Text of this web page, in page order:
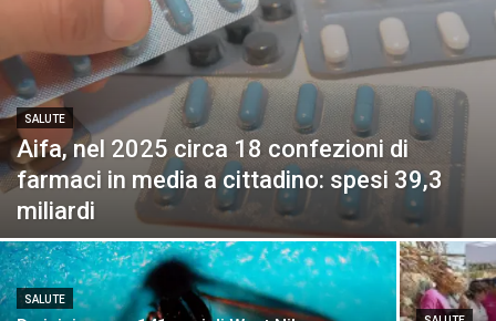
SALUTE
Aifa, nel 2025 circa 18 confezioni di
farmaci in media a cittadino: spesi 39,3
miliardi
SALUTE